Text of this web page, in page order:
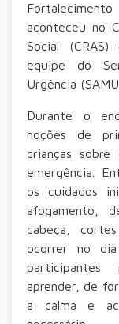
aconteceu no
Social
equipe do
Urgência
Durante o
noções de
crianças
emergência.
os cuidados
afogamento,
cabeça,
ocorrer no
participantes
aprender, de
a calma e